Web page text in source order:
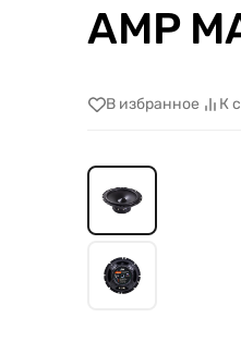
AMP
В избранное К